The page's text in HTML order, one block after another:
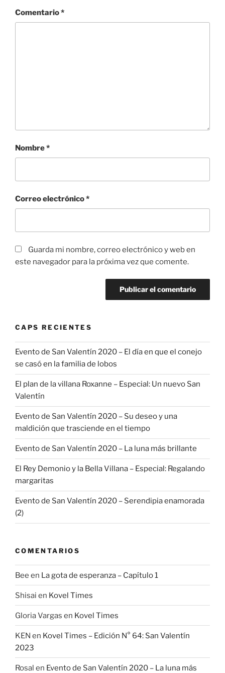
Comentario*
Nombre*
Correo electrónico*
Guarda mi nombre, correo electrónico y web en
este navegador para la próxima vez que comente.
CAPS RECIENTES
Evento de San Valentín 2020 – El día en que el conejo
se casó en la familia de lobos
El plan de la villana Roxanne – Especial: Un nuevo San
Valentín
Evento de San Valentín 2020 – Su deseo y una
maldición que trasciende en el tiempo
Evento de San Valentín 2020 – La luna más brillante
El Rey Demonio y la Bella Villana – Especial: Regalando
margaritas
Evento de San Valentín 2020 – Serendipia enamorada
(2)
COMENTARIOS
Bee en La gota de esperanza – Capítulo 1
Shisai en Kovel Times
Gloria Vargas en Kovel Times
KEN en Kovel Times – Edición N° 64: San Valentín
2023
Rosal en Evento de San Valentín 2020 – La luna más